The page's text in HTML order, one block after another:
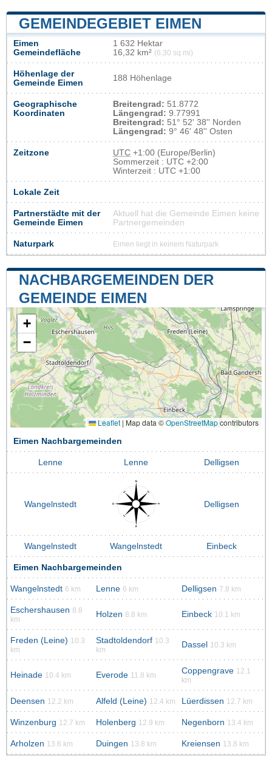
GEMEINDEGEBIET EIMEN
Eimen
Gemeindefläche
1 632 Hektar
16,32 km² (6,30 sq mi)
Höhenlage der
Gemeinde Eimen
188 Höhenlage
Geographische
Koordinaten
Breitengrad: 51.8772
Längengrad: 9.77991
Breitengrad: 51° 52' 38'' Norden
Längengrad: 9° 46' 48'' Osten
Zeitzone UTC +1:00 (Europe/Berlin)
Sommerzeit : UTC +2:00
Winterzeit : UTC +1:00
Lokale Zeit
Partnerstädte mit der
Gemeinde Eimen
Aktuell hat die Gemeinde Eimen keine
Partnergemeinden
Naturpark Eimen liegt in keinem Naturpark
NACHBARGEMEINDEN DER
GEMEINDE EIMEN
+
−
Leaflet | Map data ©OpenStreetMapcontributors
Eimen Nachbargemeinden
Lenne Lenne Delligsen
Wangelnstedt Delligsen
Wangelnstedt Wangelnstedt Einbeck
Eimen Nachbargemeinden
Wangelnstedt 6 km Lenne 6 km Delligsen 7.8 km
Eschershausen 8.8
km
Holzen 8.8 km Einbeck 10.1 km
Freden (Leine) 10.3
km
Stadtoldendorf 10.3
km
Dassel 10.3 km
Heinade 10.4 km Everode 11.8 km Coppengrave 12.1
km
Deensen 12.2 km Alfeld (Leine) 12.4 km Lüerdissen 12.7 km
Winzenburg 12.7 km Holenberg 12.9 km Negenborn 13.4 km
Arholzen 13.6 km Duingen 13.8 km Kreiensen 13.8 km